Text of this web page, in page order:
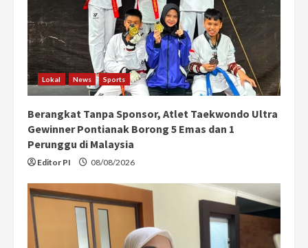
a
d
i
n
g
Lokal News Sports
Berangkat Tanpa Sponsor, Atlet Taekwondo Ultra
Gewinner Pontianak Borong 5 Emas dan 1
Perunggu di Malaysia
Editor PI 08/08/2026